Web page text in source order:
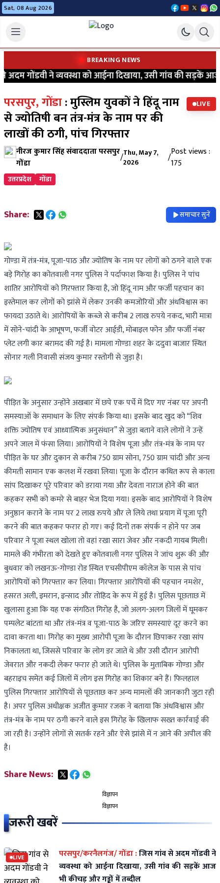
Sat, 08 Aug 2026
BREAKING NEWS
गोंडवी ने व्यवस्था को आईना दिखाया, उसी गांव की सड़कें आज
परसपुर, गोंडा: मुस्लिम युवकों ने हिंदू नाम
से ज्योतिषी बन तंत्र-मंत्र के नाम पर की
लाखों की ठगी, पांच गिरफ्तार
LIVE
नीरज कुमार सिंह संवाददाता परसपुर
गोंडा
/Thu, May 7,
2026
/Post views :
175
उत्तरप्रदेश गोंडा
Share: समाचार सुनें
गोण्डा में तंत्र-मंत्र, पूजा-पाठ और ज्योतिष के नाम पर लोगों को ठगने वाले एक
बड़े गिरोह का कोतवाली नगर पुलिस ने पर्दाफाश किया है। पुलिस ने पांच
शातिर आरोपियों को गिरफ्तार किया है, जो हिंदू नाम और फर्जी पहचान का
इस्तेमाल कर लोगों को झांसे में लेकर उनकी कमजोरियों और अंधविश्वास का
फायदा उठाते थे। आरोपियों के कब्जे से करीब 2 लाख रुपये नकद, भारी मात्रा
में सोने-चांदी के आभूषण, फर्जी वोटर आईडी, मोबाइल फोन और फर्जी नंबर
प्लेट लगी कार बरामद की गई है। मामला गोण्डा शहर के ददुवा बाजार स्थित
सोनार गली निवासी संजय कुमार रस्तोगी से जुड़ा है।
पीड़ित के अनुसार उन्होंने अखबार में छपे एक पर्चे में दिए गए नंबर पर अपनी
समस्याओं के समाधान के लिए संपर्क किया था। इसके बाद खुद को “शिव
शक्ति ज्योतिष एवं आध्यात्मिक अनुसंधान” से जुड़ा बताने वाले लोगों ने उन्हें
अपने जाल में फंसा लिया। आरोपियों ने विशेष पूजा और तंत्र-मंत्र के नाम पर
पीड़ित के घर और दुकान से करीब 750 ग्राम सोना, 750 ग्राम चांदी और अन्य
कीमती सामान एक कलश में रखवा लिया। पूजा के दौरान कथित रूप से काला
सांप दिखाकर पूरे परिवार को डराया गया और देवता नाराज होने की बात
कहकर सभी को कमरे से बाहर भेज दिया गया। इसके बाद आरोपियों ने विशेष
अनुष्ठान कराने के नाम पर 2 लाख रुपये और ले लिये तथा प्रयाग में पूजा पूरी
करने की बात कहकर फरार हो गए। कई दिनों तक संपर्क न होने पर जब
परिवार ने पूजा स्थल खोला तो वहां रखा सारा जेवर और नकदी गायब मिली।
मामले की गंभीरता को देखते हुए कोतवाली नगर पुलिस ने जांच शुरू की और
बुधवार को लखनऊ-गोण्डा रोड स्थित एचसीपीएम कॉलेज के पास से पांच
आरोपियों को गिरफ्तार कर लिया। गिरफ्तार आरोपियों की पहचान नमशेर,
हसरत अली, इमरान, इन्साद और तोहिद के रूप में हुई है। पुलिस पूछताछ में
खुलासा हुआ कि यह एक संगठित गिरोह है, जो अलग-अलग जिलों में घूमकर
पम्पलेट बांटता था और तंत्र-मंत्र व पूजा-पाठ के जरिए समस्याएं दूर करने का
दावा करता था। गिरोह का मुख्य आरोपी पूजा के दौरान छिपाकर रखा सांप
निकालता था, जिससे परिवार के लोग डर जाते थे और उसी दौरान आरोपी
जेवरात और नकदी लेकर फरार हो जाते थे। पुलिस के मुताबिक गोण्डा और
बहराइच समेत कई जिलों में लोग इस गिरोह का शिकार बने हैं। फिलहाल
पुलिस गिरफ्तार आरोपियों से पूछताछ कर अन्य मामलों की जानकारी जुटा रही
है। अपर पुलिस अधीक्षक अजीत कुमार रजक ने बताया कि अंधविश्वास और
तंत्र-मंत्र के नाम पर ठगी करने वाले इस गिरोह के खिलाफ सख्त कार्रवाई की
जा रही है। उन्होंने लोगों से सतर्क रहने और ऐसे झांसे में न आने की अपील की
है।
Share News:
विज्ञापन
विज्ञापन
जरूरी खबरें
LIVE परसपुर/करनैलगंज/ गोंडा :जिस गांव से अदम गोंडवी ने
व्यवस्था को आईना दिखाया, उसी गांव की सड़कें आज
भी कीचड़ और गड्ढों में तब्दील